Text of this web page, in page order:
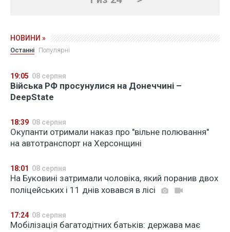
НОВИНИ »
Останні Популярні
19:05 08 серпня
Війська РФ просунулися на Донеччині –
DeepState
18:39 08 серпня
Окупанти отримали наказ про "вільне полювання"
на автотранспорт на Херсонщині
18:01 08 серпня
На Буковині затримали чоловіка, який поранив двох
поліцейських і 11 днів ховався в лісі
17:24 08 серпня
Мобілізація багатодітних батьків: держава має